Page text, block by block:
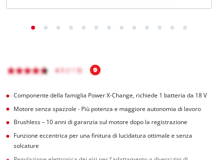
Componente della famiglia Power X-Change, richiede 1 batteria da 18 V
Motore senza spazzole - Più potenza e maggiore autonomia di lavoro
Brushless – 10 anni di garanzia sul motore dopo la registrazione
Funzione eccentrica per una finitura di lucidatura ottimale e senza
solcature